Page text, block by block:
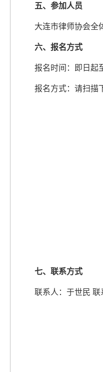
五、参加人员
大连市律师协会全
六、报名方式
报名时间：即日起
报名方式：请扫描
七、联系方式
联系人：于世民